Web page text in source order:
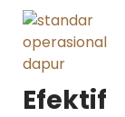
Efektif